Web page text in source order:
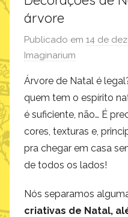
árvore
Publicado em 14 de
Imaginarium
Árvore de Natal é
quem tem o espírito
é suficiente, não… É
cores, texturas e,
pra chegar em casa
de todos os lados!
Nós separamos
criativas de Natal,